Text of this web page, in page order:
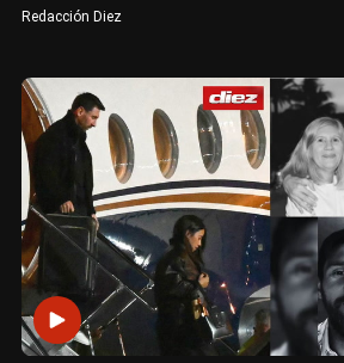
Redacción Diez